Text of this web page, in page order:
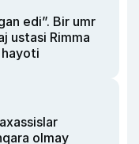
edi”. Bir umr
ustasi Rimma
hayoti
olmay